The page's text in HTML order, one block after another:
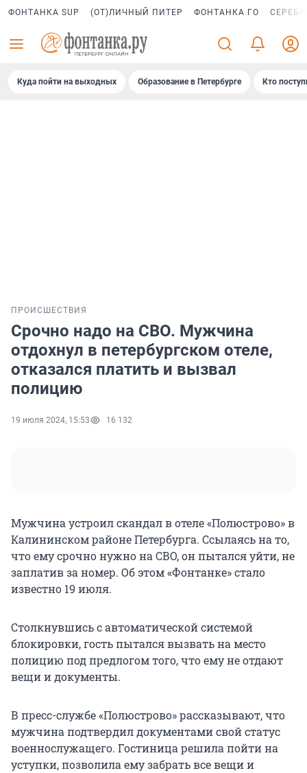
ФОНТАНКА SUP (ОТ)ЛИЧНЫЙ ПИТЕР ФОНТАНКА ГО
Куда пойти на выходных Образование в Петербурге Кто
ПРОИСШЕСТВИЯ
Срочно надо на СВО. Мужчина
отдохнул в петербургском отеле,
отказался платить и вызвал
полицию
19 июля 2024, 15:53 16 132
Мужчина устроил скандал в отеле «Полюстрово» в
Калининском районе Петербурга. Ссылаясь на то,
что ему срочно нужно на СВО, он пытался уйти, не
заплатив за номер. Об этом «Фонтанке» стало
известно 19 июля.
Столкнувшись с автоматической системой
блокировки, гость пытался вызвать на место
полицию под предлогом того, что ему не отдают
вещи и документы.
В пресс-службе «Полюстрово» рассказывают, что
мужчина подтвердил документами свой статус
военнослужащего. Гостиница решила пойти на
уступки, позволила ему забрать все вещи и